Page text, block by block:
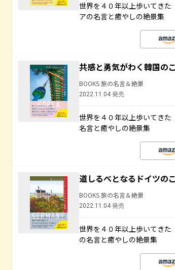
世界を４０年以上歩いてきた
アの名言と癒やしの絶景集
共感と勇気がわく韓国の
BOOKS 旅の名言＆絶景
2022.11.04 発売
世界を４０年以上歩いてき
名言と癒やしの絶景集
道しるべとなるドイツの
BOOKS 旅の名言＆絶景
2022.11.04 発売
世界を４０年以上歩いてき
の名言と癒やしの絶景集